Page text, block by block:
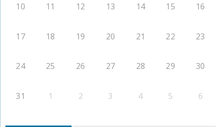
10 11 12 13 14 15 16
17 18 19 20 21 22 23
24 25 26 27 28 29 30
31 1 2 3 4 5 6